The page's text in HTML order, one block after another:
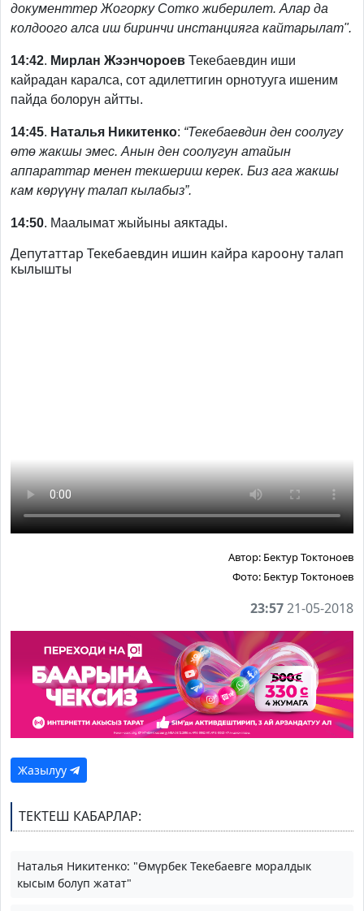
документтер Жогорку Сотко жиберилет. Алар да
колдоого алса иш биринчи инстанцияга кайтарылат".
14:42. Мирлан Жээнчороев Текебаевдин иши
кайрадан каралса, сот адилеттигин орнотууга ишеним
пайда болорун айтты.
14:45. Наталья Никитенко: “Текебаевдин ден соолугу
өтө жакшы эмес. Анын ден соолугун атайын
аппараттар менен текшериш керек. Биз ага жакшы
кам көрүүнү талап кылабыз”.
14:50. Маалымат жыйыны аяктады.
Депутаттар Текебаевдин ишин кайра кароону талап
кылышты
Автор: Бектур Токтоноев
Фото: Бектур Токтоноев
23:5721-05-2018
Жазылуу
ТЕКТЕШ КАБАРЛАР:
Наталья Никитенко: "Өмүрбек Текебаевге моралдык
кысым болуп жатат"